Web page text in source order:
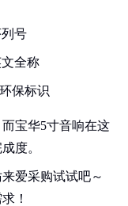
号
全称
保标识
宝华5寸音响在这
度。
爱采购试试吧～
！